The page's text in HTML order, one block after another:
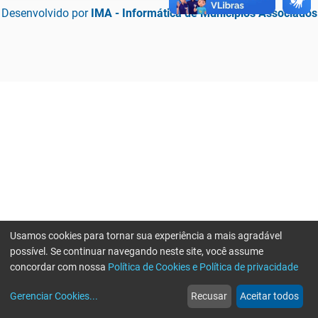
Desenvolvido por IMA - Informática de Municípios Associados
web
Notícias
more_horiz
Mais
Usamos cookies para tornar sua experiência a mais agradável
possível. Se continuar navegando neste site, você assume
concordar com nossa Política de Cookies e Política de privacidade
Gerenciar Cookies... Recusar Aceitar todos
Erro ao enviar informações, por favor tente novamente